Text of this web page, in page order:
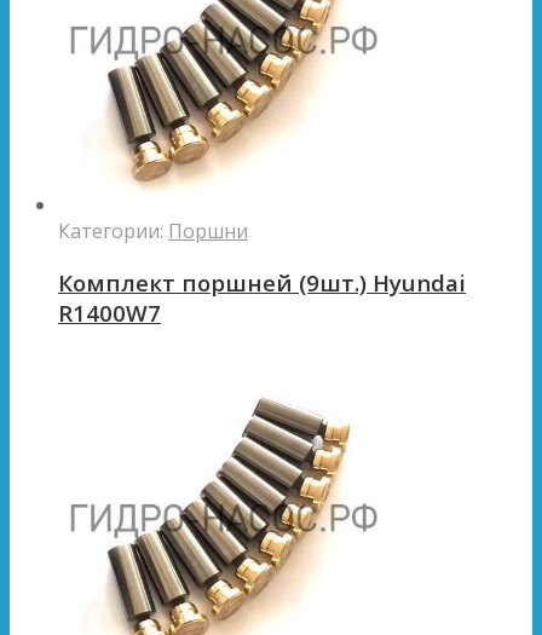
Категории: Поршни
Комплект поршней (9шт.) Hyundai
R1400W7